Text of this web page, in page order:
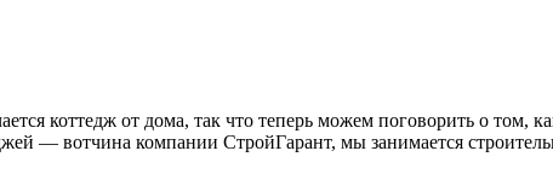
коттедж от дома, так что теперь можем поговорить о том,
— вотчина компании СтройГарант, мы занимается